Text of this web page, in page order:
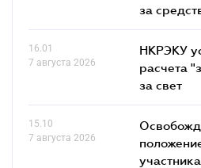
за
16.01
7 августа 2026
НКРЭКУ
расчета
за свет
15.10
7 августа 2026